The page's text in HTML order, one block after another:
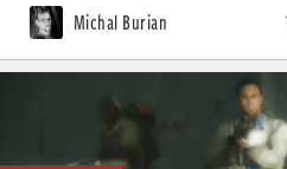
Michal Burian